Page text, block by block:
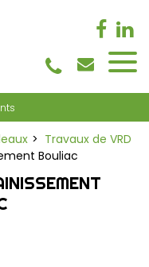
Travaux de VRD
Bouliac